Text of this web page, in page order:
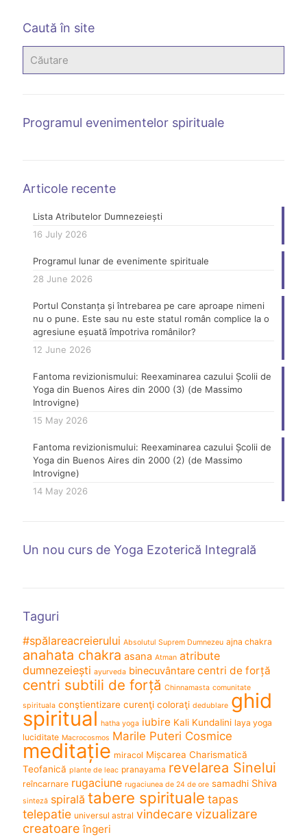
Caută în site
Programul evenimentelor spirituale
Articole recente
Lista Atributelor Dumnezeiești
16 July 2026
Programul lunar de evenimente spirituale
28 June 2026
Portul Constanța și întrebarea pe care aproape nimeni
nu o pune. Este sau nu este statul român complice la o
agresiune eșuată împotriva românilor?
12 June 2026
Fantoma revizionismului: Reexaminarea cazului Școlii de
Yoga din Buenos Aires din 2000 (3) (de Massimo
Introvigne)
15 May 2026
Fantoma revizionismului: Reexaminarea cazului Școlii de
Yoga din Buenos Aires din 2000 (2) (de Massimo
Introvigne)
14 May 2026
Un nou curs de Yoga Ezoterică Integrală
Taguri
#spălareacreierului Absolutul Suprem Dumnezeu ajna chakra
anahata chakra asana Atman atribute
dumnezeiești ayurveda binecuvântare centri de forță
centri subtili de forță Chinnamasta comunitate
spirituala conştientizare curenţi coloraţi dedublare ghid
spiritual hatha yoga iubire Kali Kundalini laya yoga
luciditate Macrocosmos Marile Puteri Cosmice
meditație miracol Mișcarea Charismatică
Teofanică plante de leac pranayama revelarea Sinelui
reîncarnare rugaciune rugaciunea de 24 de ore samadhi Shiva
sinteză spirală tabere spirituale tapas
telepatie universul astral vindecarevizualizare
creatoare îngeri